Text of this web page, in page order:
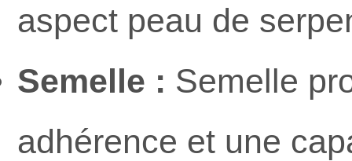
aspect peau de
Semelle : Semelle
adhérence et une